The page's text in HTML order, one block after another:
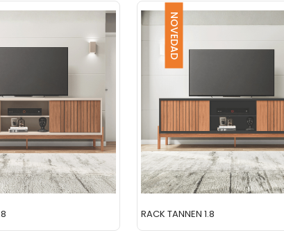
NOVEDAD
RACK TANNEN 1.8